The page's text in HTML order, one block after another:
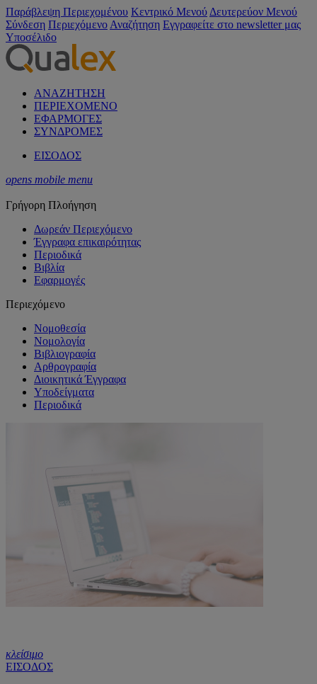
Παράβλεψη Περιεχομένου Κεντρικό Μενού Δευτερεύον Μενού
Σύνδεση Περιεχόμενο Αναζήτηση Εγγραφείτε στο newsletter μας
Υποσέλιδο
ΑΝΑΖΗΤΗΣΗ
ΠΕΡΙΕΧΟΜΕΝΟ
ΕΦΑΡΜΟΓΕΣ
ΣΥΝΔΡΟΜΕΣ
ΕΙΣΟΔΟΣ
opens mobile menu
Γρήγορη Πλοήγηση
Δωρεάν Περιεχόμενο
Έγγραφα επικαιρότητας
Περιοδικά
Βιβλία
Εφαρμογές
Περιεχόμενο
Νομοθεσία
Νομολογία
Βιβλιογραφία
Αρθρογραφία
Διοικητικά Έγγραφα
Υποδείγματα
Περιοδικά
κλείσιμο
ΕΙΣΟΔΟΣ